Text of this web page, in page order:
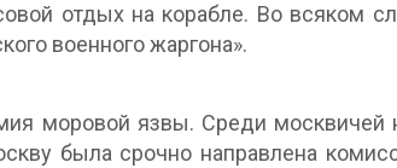
отдых на корабле. Во всяком
военного жаргона».
моровой язвы. Среди москвичей
была срочно направлена